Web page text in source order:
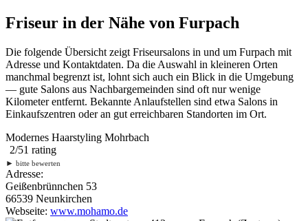
Friseur in der Nähe von Furpach
Die folgende Übersicht zeigt Friseursalons in und um Furpach mit
Adresse und Kontaktdaten. Da die Auswahl in kleineren Orten
manchmal begrenzt ist, lohnt sich auch ein Blick in die Umgebung
— gute Salons aus Nachbargemeinden sind oft nur wenige
Kilometer entfernt. Bekannte Anlaufstellen sind etwa Salons in
Einkaufszentren oder an gut erreichbaren Standorten im Ort.
Modernes Haarstyling Mohrbach
2/51 rating
► bitte bewerten
Adresse:
Geißenbrünnchen 53
66539 Neunkirchen
Webseite: www.mohamo.de